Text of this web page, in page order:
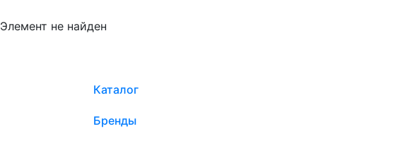
Элемент не найден
Каталог
Бренды